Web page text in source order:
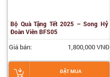
Bộ Quà Tặng Tết 2025 – Song Hỷ
Đoàn Viên BFS05
Giá bán: 1,800,000 VNĐ
ĐẶT MUA